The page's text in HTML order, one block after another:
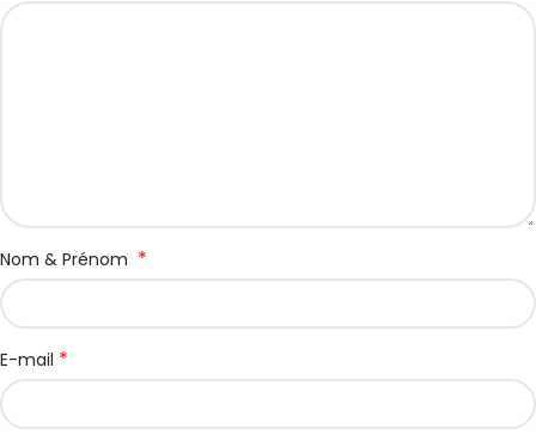
Nom & Prénom *
E-mail *